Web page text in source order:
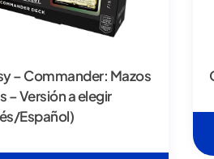
– Commander: Mazos
– Versión a elegir
Español)